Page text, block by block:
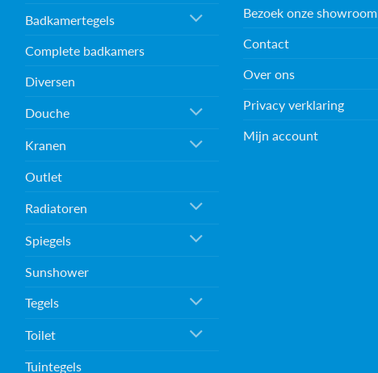
Badkamertegels
Complete badkamers
Diversen
Douche
Kranen
Outlet
Radiatoren
Spiegels
Sunshower
Tegels
Toilet
Tuintegels
Bezoek onze showroom
Contact
Over ons
Privacy verklaring
Mijn account